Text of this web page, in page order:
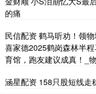
的痛
民信配资 鹤马听劝！领物
喜家德2025鹤岗森林半
育馆，跑友建议成真！_
涵星配资 158只股短线走